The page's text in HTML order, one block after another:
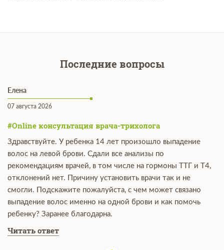
Последние вопросы
Елена
07 августа 2026
#Online консультация врача-трихолога
Здравствуйте. У ребенка 14 лет произошло выпадение
волос на левой брови. Сдали все анализы по
рекомендациям врачей, в том числе на гормоны ТТГ и Т4,
отклонений нет. Причину установить врачи так и не
смогли. Подскажите пожалуйста, с чем может связано
выпадение волос именно на одной брови и как помочь
ребенку? Заранее благодарна.
Читать ответ